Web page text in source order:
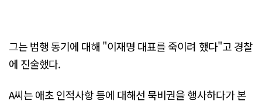
그는 범행 동기에 대해 "이재명 대표를 죽이려 했다"고 경찰
에 진술했다.
A씨는 애초 인적사항 등에 대해선 묵비권을 행사하다가 본